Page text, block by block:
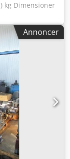
kg Dimensioner
Anvendelse:
mm med
Akbjf
fræseprofil
SLUK
Annoncer